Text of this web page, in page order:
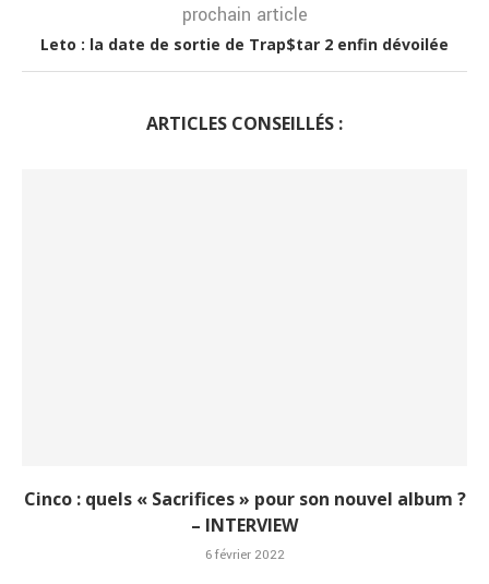
prochain article
Leto : la date de sortie de Trap$tar 2 enfin dévoilée
ARTICLES CONSEILLÉS :
Cinco : quels « Sacrifices » pour son nouvel album ?
– INTERVIEW
6 février 2022